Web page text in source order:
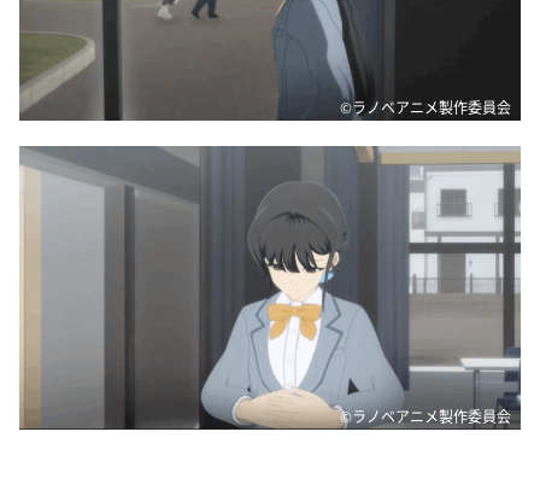
©ラノベアニメ製作委員会
©ラノベアニメ製作委員会